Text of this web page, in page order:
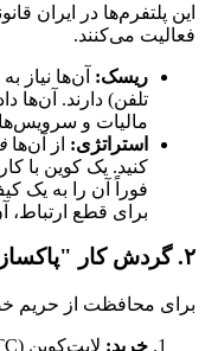
این پلتفرم‌ها در ایران
فعالیت می‌کنند.
ریسک: آن‌ها نیاز
تلفن) دارند. آن‌ها
مالیات و
استراتژی: از آن‌ها
کنید. یک کوین با
فوراً آن را به
برای قطع ارتباط،
۲. گردش کار "پاکسازی" (Cleaning Workflow)
برای محافظت از حریم
خرید: